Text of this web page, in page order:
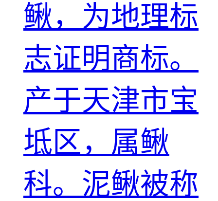
鳅，为地理标
志证明商标。
产于天津市宝
坻区，属鳅
科。泥鳅被称